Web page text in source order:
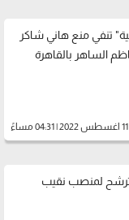
تنفي منع هاني شاكر
الساهر بالقاهرة
11 اغسطس 2022 | 04:31 مساءً
لمنصب نقيب